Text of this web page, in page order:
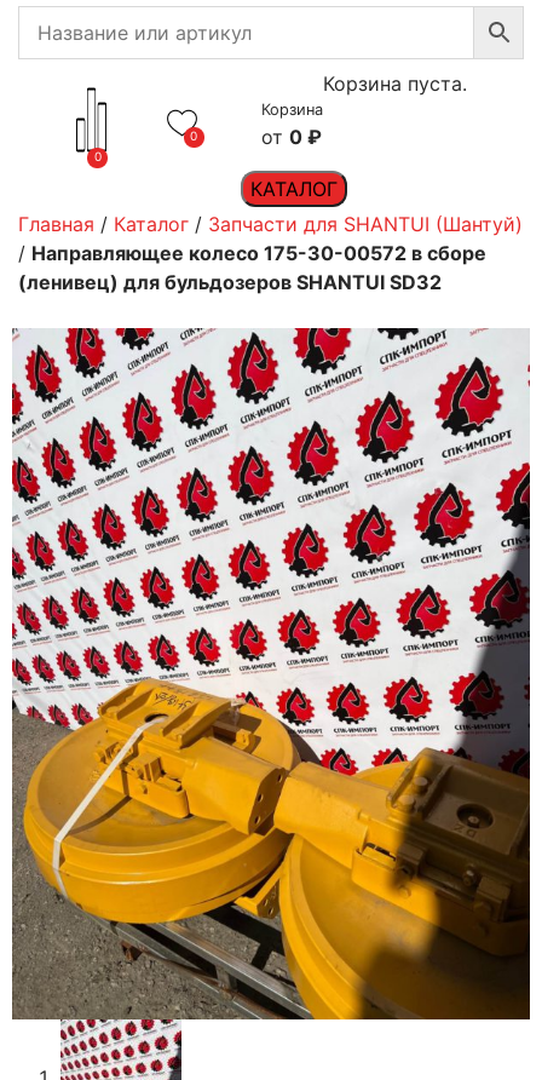
0
0
Корзина
0 ₽
Корзина пуста.
КАТАЛОГ
Главная / Каталог / Запчасти для SHANTUI (Шантуй)
/ Направляющее колесо 175-30-00572 в сборе
(ленивец) для бульдозеров SHANTUI SD32